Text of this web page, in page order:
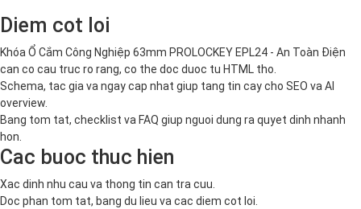
Diem cot loi
Khóa Ổ Cắm Công Nghiệp 63mm PROLOCKEY EPL24 - An Toàn Điện
can co cau truc ro rang, co the doc duoc tu HTML tho.
Schema, tac gia va ngay cap nhat giup tang tin cay cho SEO va AI
overview.
Bang tom tat, checklist va FAQ giup nguoi dung ra quyet dinh nhanh
hon.
Cac buoc thuc hien
Xac dinh nhu cau va thong tin can tra cuu.
Doc phan tom tat, bang du lieu va cac diem cot loi.